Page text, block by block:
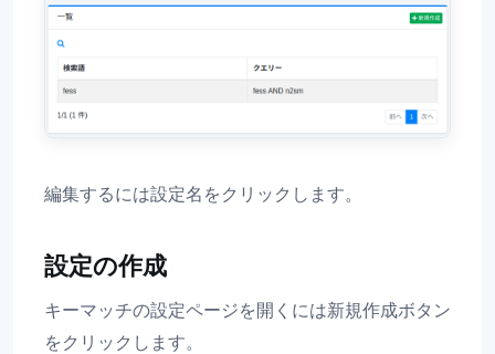
編集するには設定名をクリックします。
設定の作成
キーマッチの設定ページを開くには新規作成ボタン
をクリックします。